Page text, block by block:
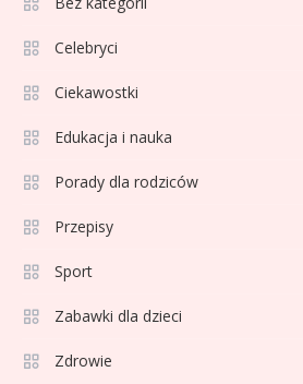
6
aktorce i jej karierze
1 Zdrowie
2
Celebryci
Celebryci
Ciekawostki
Edukacja i nauka
Porady dla rodziców
Przepisy
Sport
Zabawki dla dzieci
Zdrowie